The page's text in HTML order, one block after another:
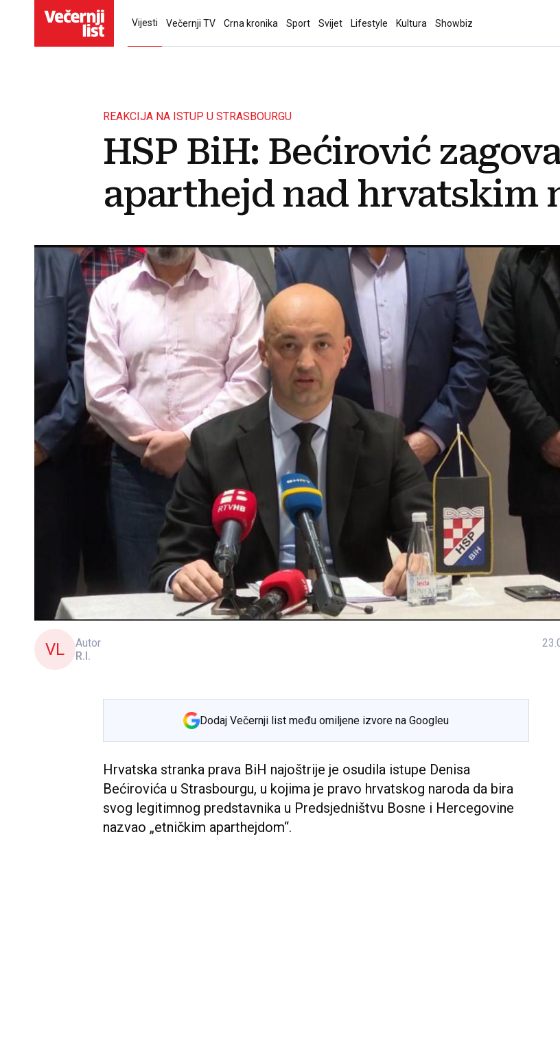
Vijesti Večernji TV Crna kronika Sport Svijet Lifestyle Kultura Showbiz
REAKCIJA NA ISTUP U STRASBOURGU
HSP BiH: Bećirović
aparthejd nad hrvatskim
VL
Autor
R.I.
Dodaj Večernji list među omiljene izvore na Googleu
Hrvatska stranka prava BiH najoštrije je osudila istupe Denisa
Bećirovića u Strasbourgu, u kojima je pravo hrvatskog naroda da bira
svog legitimnog predstavnika u Predsjedništvu Bosne i Hercegovine
nazvao „etničkim aparthejdom“.